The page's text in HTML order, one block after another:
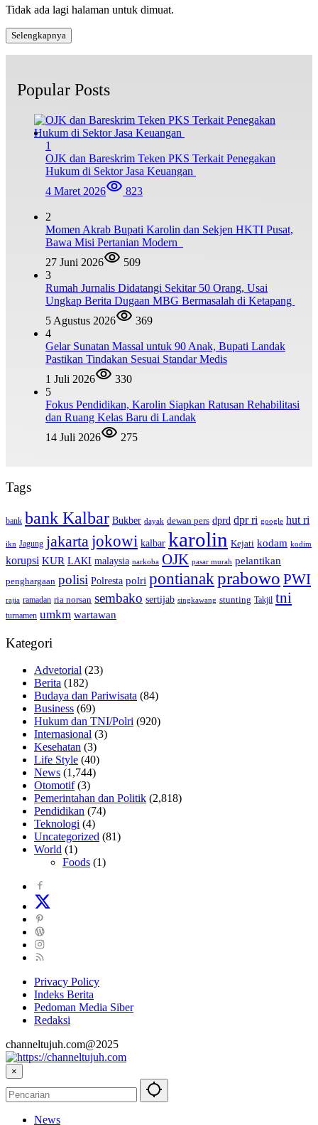
Tidak ada lagi halaman untuk dimuat.
Selengkapnya
Popular Posts
1
OJK dan Bareskrim Teken PKS Terkait Penegakan
Hukum di Sektor Jasa Keuangan
4 Maret 2026
823
2
Momen Akrab Bupati Karolin dan Sekjen HKTI Pusat,
Bawa Misi Pertanian Modern
27 Juni 2026
509
3
Rumah Jurnalis Didatangi Sekitar 50 Orang, Usai
Ungkap Berita Dugaan MBG Bermasalah di Ketapang
5 Agustus 2026
369
4
Gelar Sunatan Massal untuk 90 Anak, Bupati Landak
Pastikan Tindakan Sesuai Standar Medis
1 Juli 2026
330
5
Fokus Pendidikan, Karolin Siapkan Ratusan Rehabilitasi
dan Ruang Kelas Baru di Landak
14 Juli 2026
275
Tags
bank bank Kalbar Bukber dayak dewan pers dprd dpr ri google hut ri
ikn Jagung jakarta jokowi kalbar karolin Kejati kodam kodim
korupsi KUR LAKI malaysia narkoba OJK pasar murah pelantikan
penghargaan polisi Polresta polri pontianak prabowo PWI
rajia ramadan ria norsan sembako sertijab singkawang stunting Takjil tni
turnamen umkm wartawan
Kategori
Advetorial (23)
Berita (182)
Budaya dan Pariwisata (84)
Business (69)
Hukum dan TNI/Polri (920)
Internasional (3)
Kesehatan (3)
Life Style (40)
News (1,744)
Otomotif(3)
Pemerintahan dan Politik (2,818)
Pendidikan (74)
Teknologi (4)
Uncategorized (81)
World (1)
Foods (1)
Privacy Policy
Indeks Berita
Pedoman Media Siber
Redaksi
channeltujuh.com@2025
×
News